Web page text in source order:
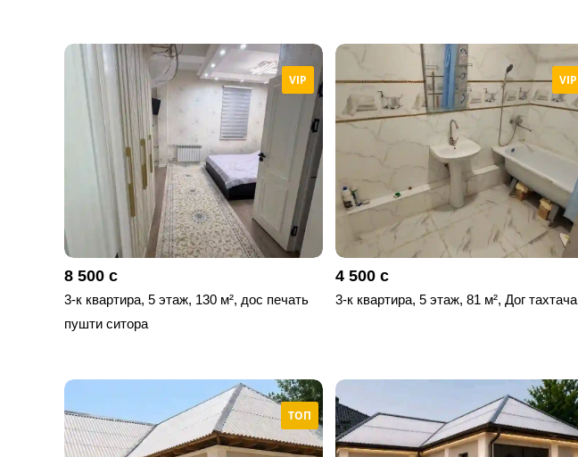
VIP
8 500 с
3-к квартира, 5 этаж, 130 м², дос печать
пушти ситора
VIP
4 500 с
3-к квартира, 5 этаж, 81 м², Дог тахтача
ТОП